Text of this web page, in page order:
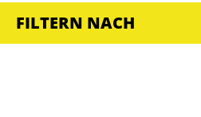
FILTERN NACH